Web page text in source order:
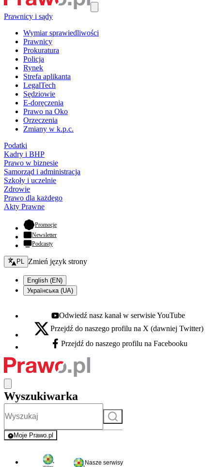
Prawnicy i sądy
Wymiar sprawiedliwości
Prawnicy
Prokuratura
Policja
Rynek
Strefa aplikanta
LegalTech
Sędziowie
E-doręczenia
Prawo na Oko
Orzeczenia
Zmiany w k.p.c.
Podatki
Kadry i BHP
Prawo w biznesie
Samorząd i administracja
Szkoły i uczelnie
Zdrowie
Prawo dla każdego
Akty Prawne
Promocje- otwiera się w nowej karcie
Newsletter
Podcasty
Zmień język - bieżący:
PL Zmień język strony
English (EN)
Українська (UA)
Youtube - otwiera się w nowej karcie
Odwiedź nasz kanał w serwisie YouTube
X - otwiera się w nowej karcie
Przejdź do naszego profilu na X (dawniej Twitter)
Facebook - otwiera się w nowej karcie
Przejdź do naszego profilu na Facebooku
Wyszukiwarka
Szukaj
Moje Prawo.pl
- rejestracja i logowanie do serwisu
Nasze serwisy